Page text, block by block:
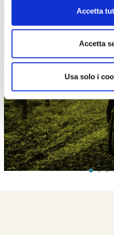
Accetta
Accetta
Usa solo i
PROPOSTE